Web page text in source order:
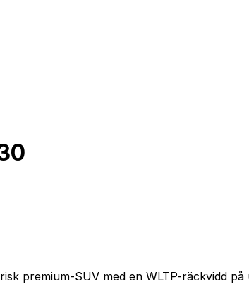
premium-SUV med en WLTP-räckvidd